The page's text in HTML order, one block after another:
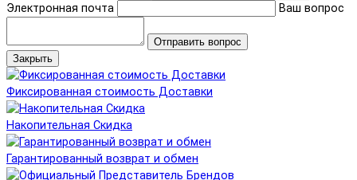
Электронная почта
Ваш вопрос
Отправить вопрос
Закрыть
Фиксированная стоимость Доставки
Накопительная Скидка
Гарантированный возврат и обмен